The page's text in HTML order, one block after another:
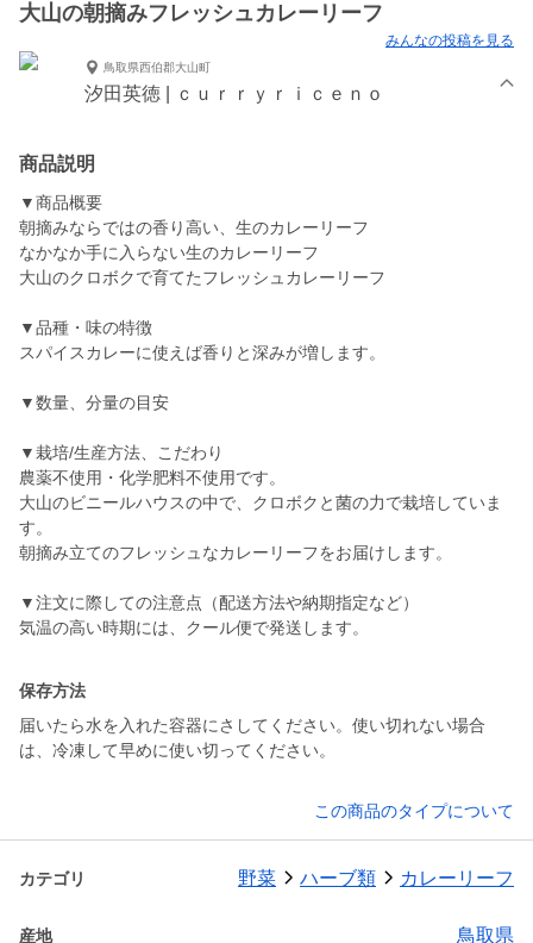
大山の朝摘みフレッシュカレーリーフ
みんなの投稿を見る
鳥取県西伯郡大山町
汐田英徳 | ｃｕｒｒｙｒｉｃｅｎｏ
商品説明
▼商品概要
朝摘みならではの香り高い、生のカレーリーフ
なかなか手に入らない生のカレーリーフ
大山のクロボクで育てたフレッシュカレーリーフ
▼品種・味の特徴
スパイスカレーに使えば香りと深みが増します。
▼数量、分量の目安
▼栽培/生産方法、こだわり
農薬不使用・化学肥料不使用です。
大山のビニールハウスの中で、クロボクと菌の力で栽培していま
す。
朝摘み立てのフレッシュなカレーリーフをお届けします。
▼注文に際しての注意点（配送方法や納期指定など）
気温の高い時期には、クール便で発送します。
保存方法
届いたら水を入れた容器にさしてください。使い切れない場合
は、冷凍して早めに使い切ってください。
この商品のタイプについて
カテゴリ 野菜 ハーブ類 カレーリーフ
産地 鳥取県